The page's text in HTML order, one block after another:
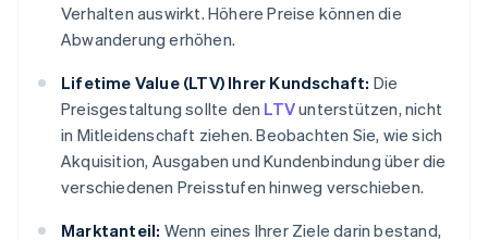
Verhalten auswirkt. Höhere Preise können die
Abwanderung erhöhen.
Lifetime Value (LTV) Ihrer Kundschaft: Die
Preisgestaltung sollte den LTVunterstützen, nicht
in Mitleidenschaft ziehen. Beobachten Sie, wie sich
Akquisition, Ausgaben und Kundenbindung über die
verschiedenen Preisstufen hinweg verschieben.
Marktanteil: Wenn eines Ihrer Ziele darin bestand,